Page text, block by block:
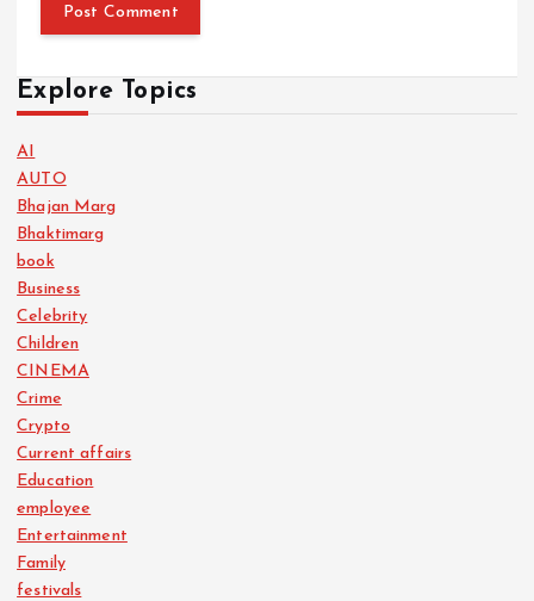
Explore Topics
AI
AUTO
Bhajan Marg
Bhaktimarg
book
Business
Celebrity
Children
CINEMA
Crime
Crypto
Current affairs
Education
employee
Entertainment
Family
festivals